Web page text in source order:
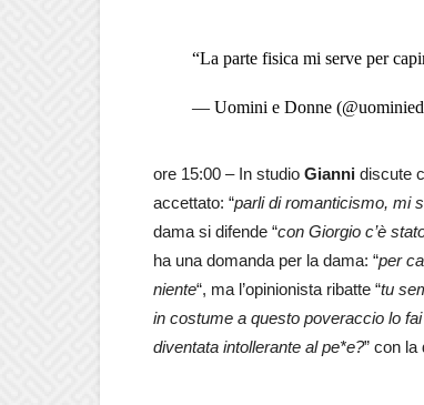
“La parte fisica mi serve per
— Uomini e Donne
ore 15:00 – In studio Gianni discute
accettato: “parli di romanticismo, mi
dama si difende “con Giorgio c’è
ha una domanda per la dama: “per
niente“, ma l’opinionista ribatte “tu
in costume a questo poveraccio lo
diventata intollerante al pe*e?” con la